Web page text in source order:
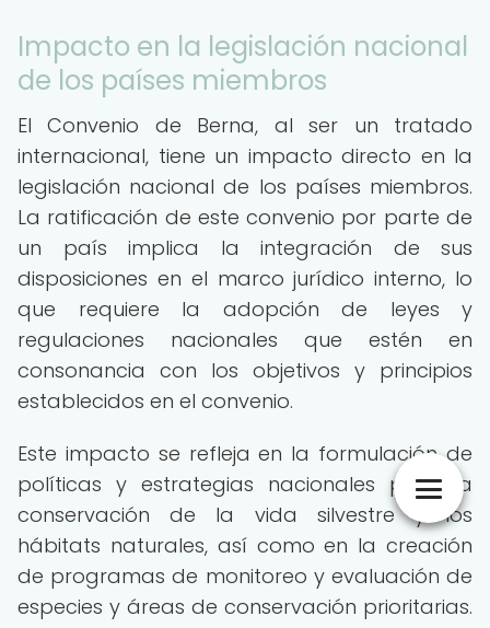
Impacto en la legislación nacional
de los países miembros
El Convenio de Berna, al ser un tratado
internacional, tiene un impacto directo en la
legislación nacional de los países miembros.
La ratificación de este convenio por parte de
un país implica la integración de sus
disposiciones en el marco jurídico interno, lo
que requiere la adopción de leyes y
regulaciones nacionales que estén en
consonancia con los objetivos y principios
establecidos en el convenio.
Este impacto se refleja en la formulación de
políticas y estrategias nacionales para la
conservación de la vida silvestre y los
hábitats naturales, así como en la creación
de programas de monitoreo y evaluación de
especies y áreas de conservación prioritarias.